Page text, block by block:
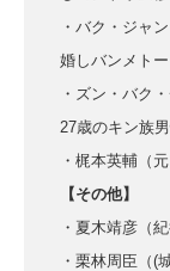
・バク・ジャ
婚しバンメトー
・ズン・バク
27歳のキン族
・梶本英輔（
【その他】
・夏木靖彦（紀
・栗林周臣（(